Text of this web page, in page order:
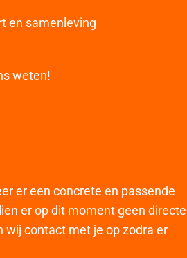
en samenleving
weten!
er een concrete en passende
er op dit moment geen directe
wij contact met je op zodra er